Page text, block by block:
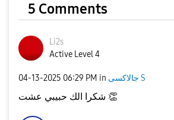
5 Comments
Li2s
Active Level 4
‎04-13-2025 06:29 PM in جالاكسى S
👏